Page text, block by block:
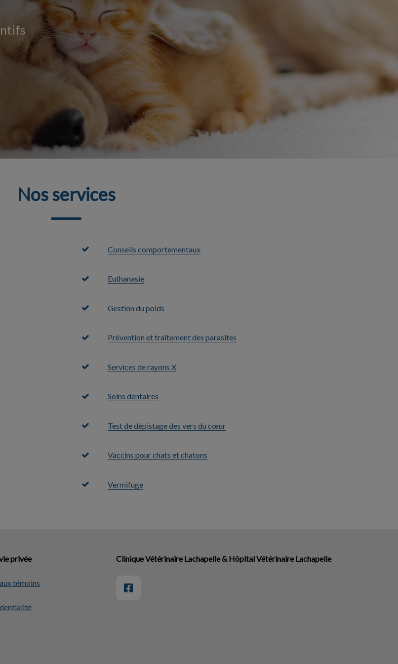
Nos services
Conseils comportementaux
Euthanasie
Gestion du poids
​Prévention et traitement des parasites
Services de rayons X
Soins dentaires
Test de dépistage des vers du cœur
Vaccins pour chats et chatons
Vermifuge
privée
témoins
Clinique Vétérinaire Lachapelle & Hôpital Vétérinaire Lachapelle